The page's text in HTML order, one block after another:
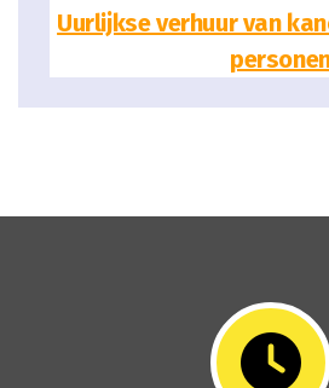
Uurlijkse verhuur van